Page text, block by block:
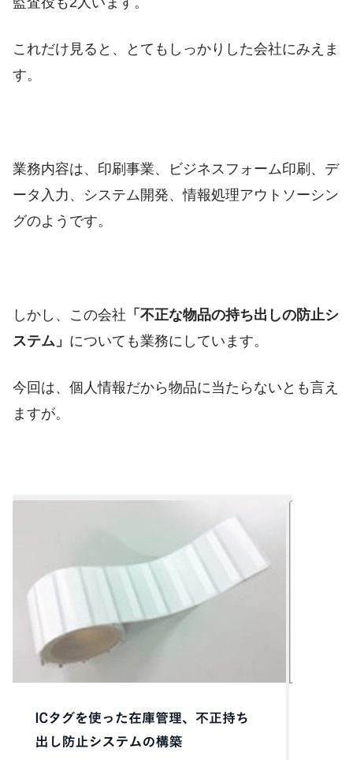
これだけ見ると、とてもしっかりした会社にみえま
す。
業務内容は、印刷事業、ビジネスフォーム印刷、デ
ータ入力、システム開発、情報処理アウトソーシン
グのようです。
しかし、この会社 「不正な物品の持ち出しの防止シ
ステム」 についても業務にしています。
今回は、個人情報だから物品に当たらないとも言え
ますが。